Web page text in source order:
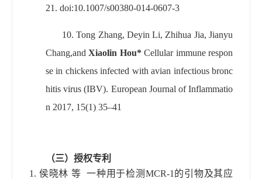
21. doi:10.1007/s00380-014-0607-3
10.Tong Zhang, Deyin Li, Zhihua Jia, Jianyu
Chang,andXiaolin Hou*Cellular immune respon
se in chickens infected with avian infectious bronc
hitis virus (IBV). European Journal of Inflammatio
n 2017, 15(1) 35–41
（三） 授权专利
1. 侯晓林 等 一种用于检测 MCR-1 的引物及其应